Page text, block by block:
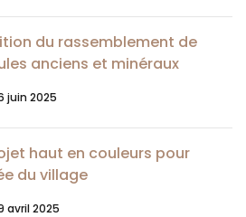
du rassemblement de
anciens et minéraux
juin 2025
haut en couleurs pour
du village
avril 2025